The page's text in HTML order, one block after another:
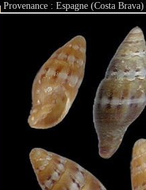
Provenance : Espagne (Costa Brava)
Taille : 76 mm